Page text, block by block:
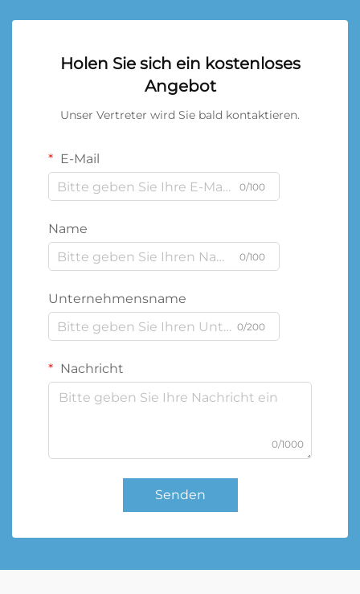
Holen Sie sich ein kostenloses
Angebot
Unser Vertreter wird Sie bald kontaktieren.
E-Mail
0/100
Name
0/100
Unternehmensname
0/200
Nachricht
0/1000
Senden